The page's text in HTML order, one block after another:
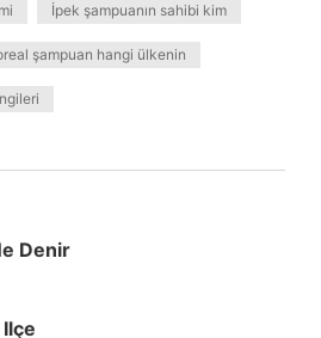
İpek şampuanın sahibi kim
şampuan hangi ülkenin
Denir